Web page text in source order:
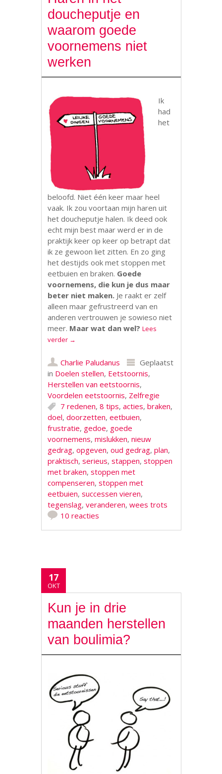
doucheputje en
waarom goede
voornemens niet
werken
Ik
had
het
beloofd. Niet één keer maar heel
vaak. Ik zou voortaan mijn haren uit
het doucheputje halen. Ik deed ook
echt mijn best maar werd er in de
praktijk keer op keer op betrapt dat
ik ze gewoon liet zitten. En zo ging
het destijds ook met stoppen met
eetbuien en braken. Goede
voornemens, die kun je dus maar
beter niet maken. Je raakt er zelf
alleen maar gefrustreerd van en
anderen vertrouwen je sowieso niet
meer. Maar wat dan wel? Lees
verder →
Charlie Paludanus
Geplaatst
in Doelen stellen, Eetstoornis,
Herstellen van eetstoornis,
Voordelen eetstoornis, Zelfregie
7 redenen,8 tips,acties,braken,
doel,doorzetten,eetbuien,
frustratie, gedoe, goede
voornemens,mislukken,nieuw
gedrag,opgeven,oud gedrag,plan,
praktisch,serieus,stappen,stoppen
met braken,stoppen met
compenseren,stoppen met
eetbuien,successen vieren,
tegenslag,veranderen,wees trots
10 reacties
17
OKT
Kun je in drie
maanden herstellen
van boulimia?